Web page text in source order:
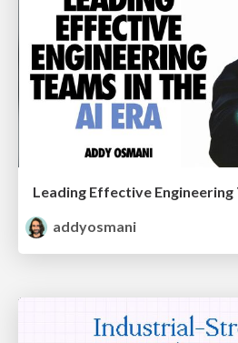
Leading Effective Engineering
addyosmani